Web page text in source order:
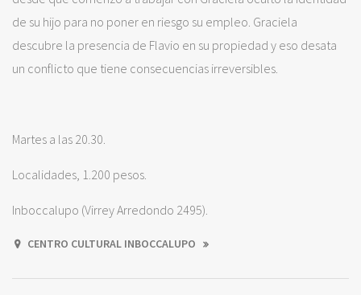
de su hijo para no poner en riesgo su empleo. Graciela
descubre la presencia de Flavio en su propiedad y eso desata
un conflicto que tiene consecuencias irreversibles.
Martes a las 20.30.
Localidades, 1.200 pesos.
Inboccalupo (Virrey Arredondo 2495).
CENTRO CULTURAL INBOCCALUPO